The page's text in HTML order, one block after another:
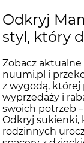
Odkryj
styl, który
Zobacz
nuumi.pl i
z wygodą, której
wyprzedaży i
swoich potrzeb
Odkryj sukienki,
rodzinnych